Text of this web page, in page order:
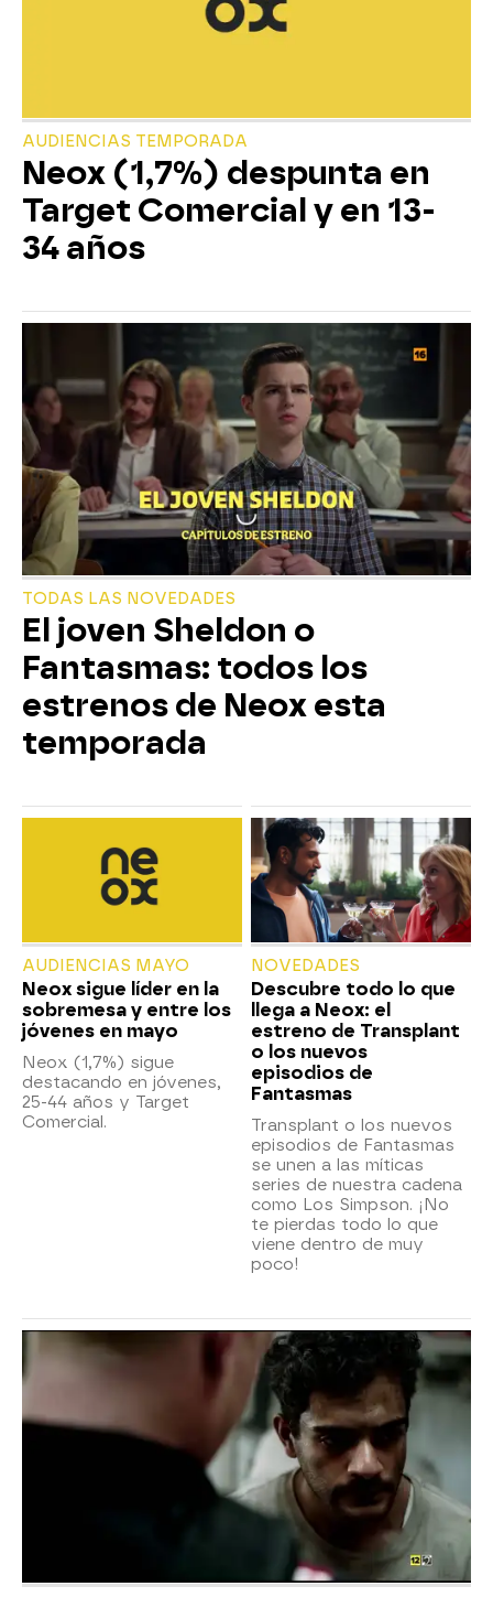
AUDIENCIAS TEMPORADA
Neox (1,7%) despunta en
Target Comercial y en 13-
34 años
TODAS LAS NOVEDADES
El joven Sheldon o
Fantasmas: todos los
estrenos de Neox esta
temporada
AUDIENCIAS MAYO
Neox sigue líder en la
sobremesa y entre los
jóvenes en mayo
Neox (1,7%) sigue
destacando en jóvenes,
25-44 años y Target
Comercial.
NOVEDADES
Descubre todo lo que
llega a Neox: el
estreno de Transplant
o los nuevos
episodios de
Fantasmas
Transplant o los nuevos
episodios de Fantasmas
se unen a las míticas
series de nuestra cadena
como Los Simpson. ¡No
te pierdas todo lo que
viene dentro de muy
poco!